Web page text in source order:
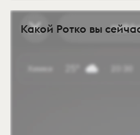
Какой Ротко вы